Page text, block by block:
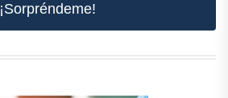
¡Sorpréndeme!